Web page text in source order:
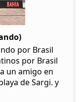
por Brasil
por Brasil
un amigo en
de Sargi. y